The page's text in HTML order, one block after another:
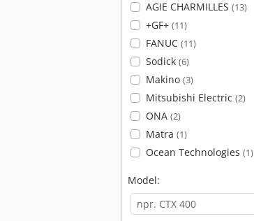
AGIE CHARMILLES (13)
+GF+ (11)
FANUC (11)
Sodick (6)
Makino (3)
Mitsubishi Electric (2)
ONA (2)
Matra (1)
Ocean Technologies (1)
Model: